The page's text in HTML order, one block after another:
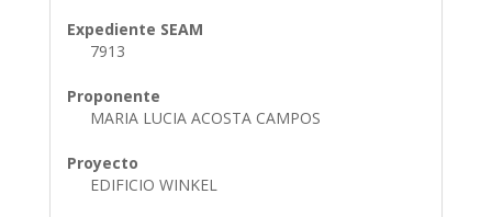
Expediente SEAM
7913
Proponente
MARIA LUCIA ACOSTA CAMPOS
Proyecto
EDIFICIO WINKEL